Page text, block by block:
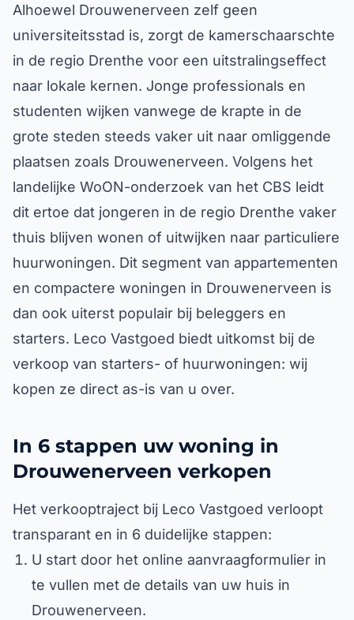
Alhoewel Drouwenerveen zelf geen
universiteitsstad is, zorgt de kamerschaarschte
in de regio Drenthe voor een uitstralingseffect
naar lokale kernen. Jonge professionals en
studenten wijken vanwege de krapte in de
grote steden steeds vaker uit naar omliggende
plaatsen zoals Drouwenerveen. Volgens het
landelijke WoON-onderzoek van het CBS leidt
dit ertoe dat jongeren in de regio Drenthe vaker
thuis blijven wonen of uitwijken naar particuliere
huurwoningen. Dit segment van appartementen
en compactere woningen in Drouwenerveen is
dan ook uiterst populair bij beleggers en
starters. Leco Vastgoed biedt uitkomst bij de
verkoop van starters- of huurwoningen: wij
kopen ze direct as-is van u over.
In 6 stappen uw woning in
Drouwenerveen verkopen
Het verkooptraject bij Leco Vastgoed verloopt
transparant en in 6 duidelijke stappen:
U start door het online aanvraagformulier in
te vullen met de details van uw huis in
Drouwenerveen.